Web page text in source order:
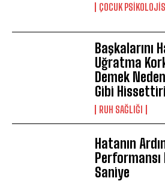
ÇOCUK
Başkalarını
Uğratma
Demek
Gibi
⁠RUH SAĞLIĞI
Hatanın
Saniye